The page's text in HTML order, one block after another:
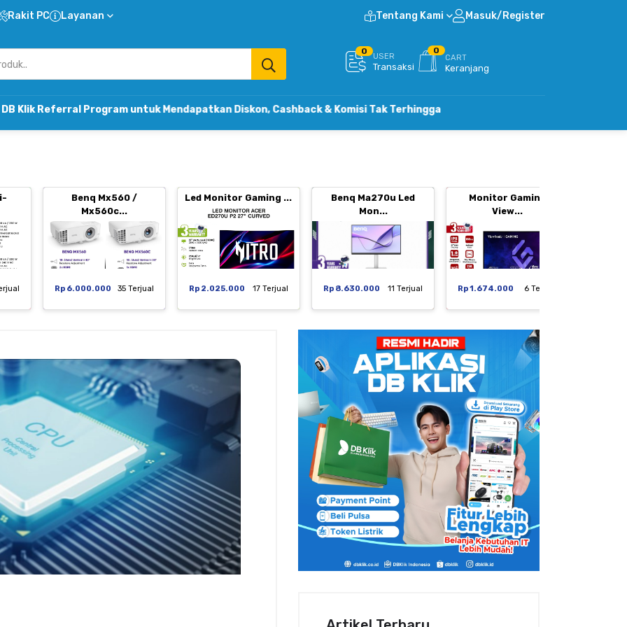
Rakit PC Layanan Tentang Kami Masuk/Register
0
USER
Transaksi
0
CART
Keranjang
Program untuk Mendapatkan Diskon, Cashback & Komisi Tak Terhingga
Benq Mx560 /
Mx560c...
Rp 6.000.000 35 Terjual
Led Monitor Gaming ...
Rp 2.025.000 17 Terjual
Benq Ma270u Led
Mon...
Rp 8.630.000 11 Terjual
Monitor Gaming
View...
Rp 1.674.000 6 Terjual